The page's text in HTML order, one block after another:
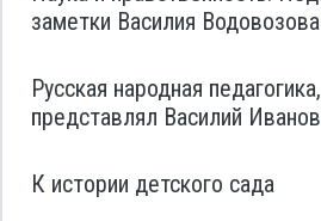
заметки Василия
Русская народная
представлял Василий
К истории детского сада